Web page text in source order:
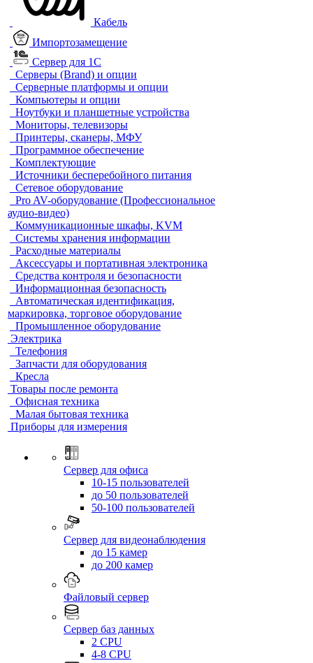
Кабель
Импортозамещение
Сервер для 1С
Серверы (Brand) и опции
Серверные платформы и опции
Компьютеры и опции
Ноутбуки и планшетные устройства
Мониторы, телевизоры
Принтеры, сканеры, МФУ
Программное обеспечение
Комплектующие
Источники бесперебойного питания
Сетевое оборудование
Pro AV-оборудование (Профессиональное
аудио-видео)
Коммуникационные шкафы, KVM
Системы хранения информации
Расходные материалы
Аксессуары и портативная электроника
Средства контроля и безопасности
Информационная безопасность
Автоматическая идентификация,
маркировка, торговое оборудование
Промышленное оборудование
Электрика
Телефония
Запчасти для оборудования
Кресла
Товары после ремонта
Офисная техника
Малая бытовая техника
Приборы для измерения
Сервер для офиса
10-15 пользователей
до 50 пользователей
50-100 пользователей
Сервер для видеонаблюдения
до 15 камер
до 200 камер
Файловый сервер
Сервер баз данных
2 CPU
4-8 CPU